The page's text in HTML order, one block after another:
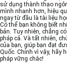
sử dụng thành thạo
mình nhanh hơn, hiệu
ngay từ đầu là tài liệu
Có thể bạn không biết
bản. Tuy nhiên, chẳng
pháp cả. Và tất nhiên,
của bạn, giúp bạn đạt
Quốc. Chính vì vậy, hãy
pháp vững chắc!